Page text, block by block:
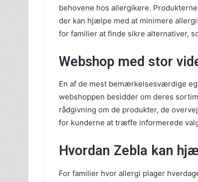
behovene hos allergikere.
der kan hjælpe med at minimere
for familier at finde sikre alternativer,
Webshop med stor
En af de mest bemærkelsesværdige
webshoppen besidder om deres
rådgivning om de produkter, de
for kunderne at træffe informerede
Hvordan Zebla kan
For familier hvor allergi plager